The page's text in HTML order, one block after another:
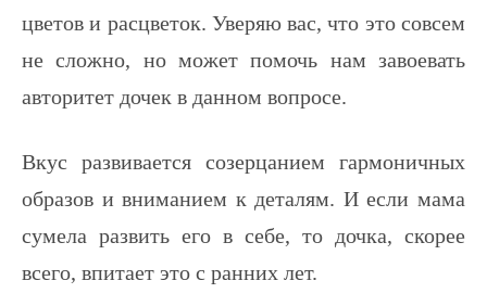
цветов и расцветок. Уверяю вас, что это совсем
не сложно, но может помочь нам завоевать
авторитет дочек в данном вопросе.
Вкус развивается созерцанием гармоничных
образов и вниманием к деталям. И если мама
сумела развить его в себе, то дочка, скорее
всего, впитает это с ранних лет.